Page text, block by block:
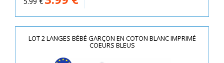
LOT 2 LANGES BÉBÉ GARÇON EN COTON BLANC IMPRIMÉ
COEURS BLEUS